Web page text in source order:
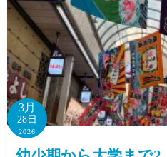
3月
28日
2026